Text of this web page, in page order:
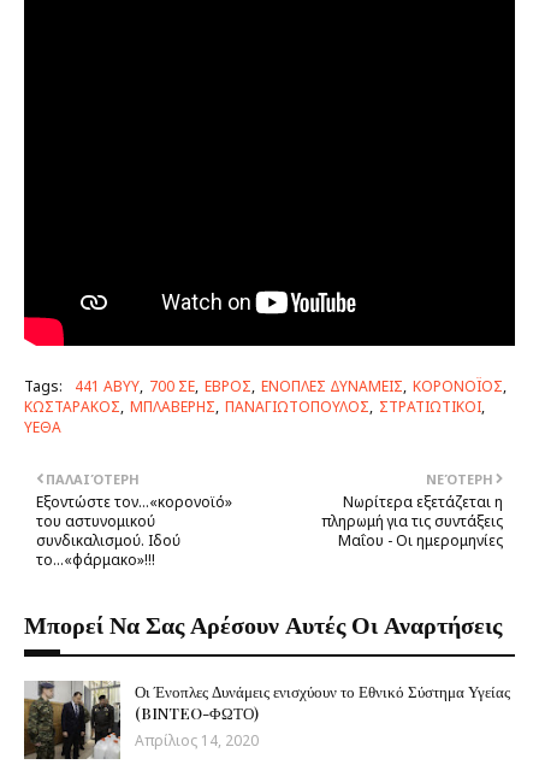
Tags: 441 ΑΒΥΥ 700 ΣΕ ΕΒΡΟΣ ΕΝΟΠΛΕΣ ΔΥΝΑΜΕΙΣ ΚΟΡΟΝΟΪΟΣ
ΚΩΣΤΑΡΑΚΟΣ ΜΠΛΑΒΕΡΗΣ ΠΑΝΑΓΙΩΤΟΠΟΥΛΟΣ ΣΤΡΑΤΙΩΤΙΚΟΙ
ΥΕΘΑ
ΝΕΌΤΕΡΗ
Νωρίτερα εξετάζεται η
πληρωμή για τις συντάξεις
Μαΐου - Oι ημερομηνίες
ΠΑΛΑΙΌΤΕΡΗ
Εξοντώστε τον…«κορονοϊό»
του αστυνομικού
συνδικαλισμού. Ιδού
το…«φάρμακο»!!!
Μπορεί Να Σας Αρέσουν Αυτές Οι Αναρτήσεις
Οι Ένοπλες Δυνάμεις ενισχύουν το Εθνικό Σύστημα Υγείας
(BINTEO-ΦΩΤΟ)
Απρίλιος 14, 2020